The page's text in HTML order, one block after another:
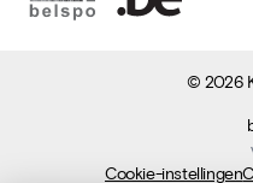
©2026
Cookie-instellingen